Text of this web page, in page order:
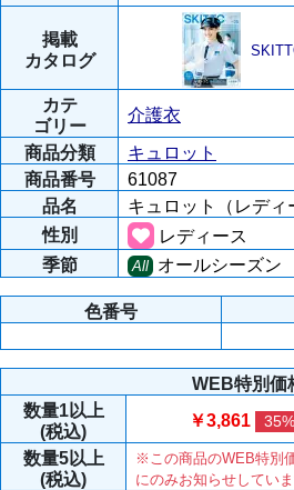
掲載
カタログ
カテ
ゴリー
介護衣
商品分類
キュロット
商品番号
61087
品名
キュロット（レディ
性別
レディース
季節
All オールシーズン
色番号
WEB特別価
数量1以上
(税込)
￥3,861
数量5以上
(税込)
※この商品のWEB特別
にのみお知らせしていま